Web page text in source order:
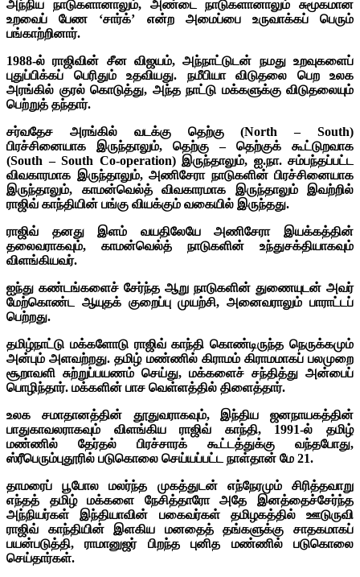
அந்நிய நாடுகளானாலும், அண்டை நாடுகளானாலும் சுமூகமான
உறவைப் பேண ‘சார்க்’ என்ற அமைப்பை உருவாக்கப் பெரும்
பங்காற்றினார்.
1988-ல் ராஜிவின் சீன விஜயம், அந்நாட்டுடன் நமது உறவுகளைப்
புதுப்பிக்கப் பெரிதும் உதவியது. நமீபியா விடுதலை பெற உலக
அரங்கில் குரல் கொடுத்து, அந்த நாட்டு மக்களுக்கு விடுதலையும்
பெற்றுத் தந்தார்.
சர்வதேச அரங்கில் வடக்கு தெற்கு (North – South)
பிரச்சினையாக இருந்தாலும், தெற்கு – தெற்குக் கூட்டுறவாக
(South – South Co-operation) இருந்தாலும், ஐ.நா. சம்பந்தப்பட்ட
விவகாரமாக இருந்தாலும், அணிசேரா நாடுகளின் பிரச்சினையாக
இருந்தாலும், காமன்வெல்த் விவகாரமாக இருந்தாலும் இவற்றில்
ராஜிவ் காந்தியின் பங்கு வியக்கும் வகையில் இருந்தது.
ராஜிவ் தனது இளம் வயதிலேயே அணிசேரா இயக்கத்தின்
தலைவராகவும், காமன்வெல்த் நாடுகளின் உந்துசக்தியாகவும்
விளங்கியவர்.
ஐந்து கண்டங்களைச் சேர்ந்த ஆறு நாடுகளின் துணையுடன் அவர்
மேற்கொண்ட ஆயுதக் குறைப்பு முயற்சி, அனைவராலும் பாராட்டப்
பெற்றது.
தமிழ்நாட்டு மக்களோடு ராஜிவ் காந்தி கொண்டிருந்த நெருக்கமும்
அன்பும் அளவற்றது. தமிழ் மண்ணில் கிராமம் கிராமமாகப் பலமுறை
சூறாவளி சுற்றுப்பயணம் செய்து, மக்களைச் சந்தித்து அன்பைப்
பொழிந்தார். மக்களின் பாச வெள்ளத்தில் திளைத்தார்.
உலக சமாதானத்தின் தூதுவராகவும், இந்திய ஜனநாயகத்தின்
பாதுகாவலராகவும் விளங்கிய ராஜிவ் காந்தி, 1991-ல் தமிழ்
மண்ணில் தேர்தல் பிரச்சாரக் கூட்டத்துக்கு வந்தபோது,
ஸ்ரீபெரும்புதூரில் படுகொலை செய்யப்பட்ட நாள்தான் மே 21.
தாமரைப் பூபோல மலர்ந்த முகத்துடன் எந்நேரமும் சிரித்தவாறு
எந்தத் தமிழ் மக்களை நேசித்தாரோ அதே இனத்தைச்சேர்ந்த
அந்நியர்கள் இந்தியாவின் பகைவர்கள் தமிழகத்தில் ஊடுருவி
ராஜிவ் காந்தியின் இளகிய மனதைத் தங்களுக்கு சாதகமாகப்
பயன்படுத்தி, ராமானுஜர் பிறந்த புனித மண்ணில் படுகொலை
செய்தார்கள்.